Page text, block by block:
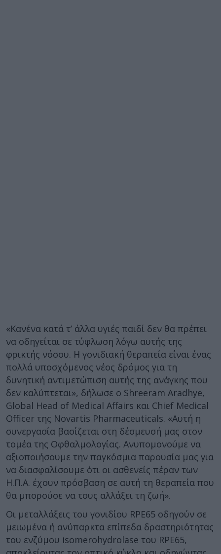
«Κανένα κατά τ’ άλλα υγιές παιδί δεν θα πρέπει
να οδηγείται σε τύφλωση λόγω αυτής της
φρικτής νόσου. Η γονιδιακή θεραπεία είναι ένας
πολλά υποσχόμενος νέος δρόμος για τη
δυνητική αντιμετώπιση αυτής της ανάγκης που
δεν καλύπτεται», δήλωσε ο Shreeram Aradhye,
Global Head of Medical Affairs και Chief Medical
Officer της Novartis Pharmaceuticals. «Αυτή η
συνεργασία βασίζεται στη δέσμευσή μας στον
τομέα της Οφθαλμολογίας. Ανυπομονούμε να
αξιοποιήσουμε την παγκόσμια παρουσία μας για
να διασφαλίσουμε ότι οι ασθενείς πέραν των
Η.Π.Α. έχουν πρόσβαση σε αυτή τη θεραπεία που
θα μπορούσε να τους αλλάξει τη ζωή».
Οι μεταλλάξεις του γονιδίου RPE65 οδηγούν σε
μειωμένα ή ανύπαρκτα επίπεδα δραστηριότητας
του ενζύμου isomerohydrolase του RPE65,